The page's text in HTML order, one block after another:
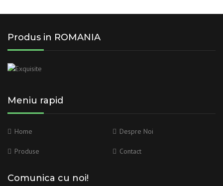
Produs in ROMANIA
Meniu rapid
Home Despre Noi
Produse Contact
Comunica cu noi!